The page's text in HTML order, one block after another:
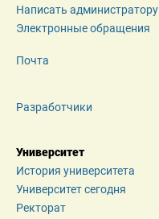
Написать администратору
Электронные обращения
Почта
Разработчики
Университет
История университета
Университет сегодня
Ректорат